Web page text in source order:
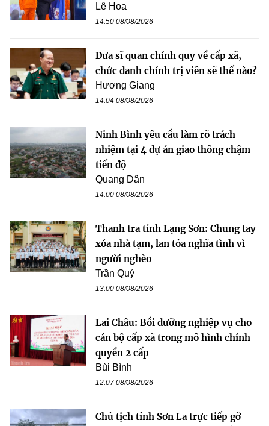
Lê Hoa
14:50 08/08/2026
Đưa sĩ quan chính quy về cấp xã,
chức danh chính trị viên sẽ thế nào?
Hương Giang
14:04 08/08/2026
Ninh Bình yêu cầu làm rõ trách
nhiệm tại 4 dự án giao thông chậm
tiến độ
Quang Dân
14:00 08/08/2026
Thanh tra tỉnh Lạng Sơn: Chung tay
xóa nhà tạm, lan tỏa nghĩa tình vì
người nghèo
Trần Quý
13:00 08/08/2026
Lai Châu: Bồi dưỡng nghiệp vụ cho
cán bộ cấp xã trong mô hình chính
quyền 2 cấp
Bùi Bình
12:07 08/08/2026
Chủ tịch tỉnh Sơn La trực tiếp gỡ